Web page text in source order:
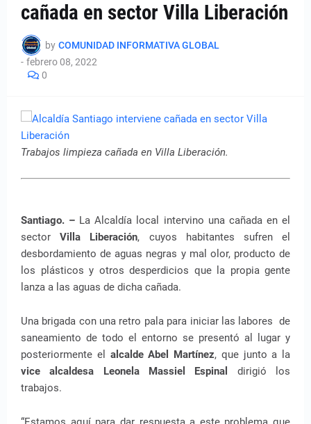
cañada en sector Villa Liberación
by COMUNIDAD INFORMATIVA GLOBAL
- febrero 08, 2022
0
Trabajos limpieza cañada en Villa Liberación.
Santiago. – La Alcaldía local intervino una cañada en el
sectorVilla Liberación, cuyos habitantes sufren el
desbordamiento de aguas negras y mal olor, producto de
los plásticos y otros desperdicios que la propia gente
lanza a las aguas de dicha cañada.
Una brigada con una retro pala para iniciar las labores de
saneamiento de todo el entorno se presentó al lugar y
posteriormente el alcalde Abel Martínez, que junto a la
vice alcaldesa Leonela Massiel Espinal
dirigió los
trabajos.